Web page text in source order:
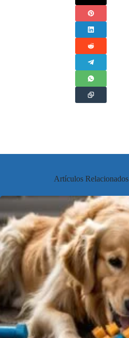
Artículos Relacionados